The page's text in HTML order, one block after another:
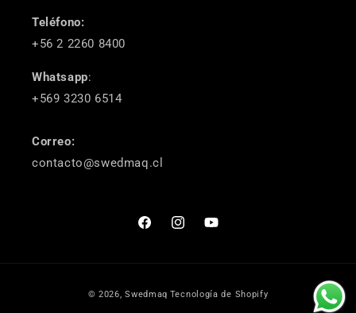
Teléfono:
+56 2 2260 8400
Whatsapp:
+569 3230 6514
Correo:
contacto@swedmaq.cl
FacebookInstagramYouTube
© 2026,Swedmaq Tecnología de Shopify